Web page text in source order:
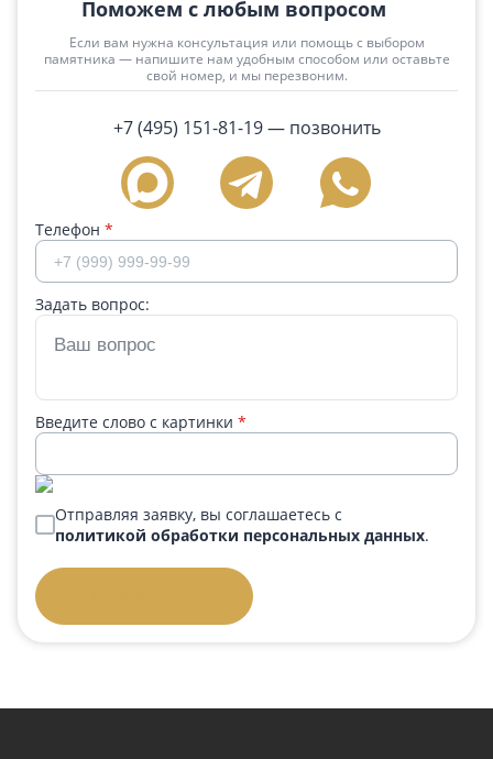
Поможем с любым вопросом
Если вам нужна консультация или помощь с выбором
памятника — напишите нам удобным способом или оставьте
свой номер, и мы перезвоним.
+7 (495) 151-81-19— позвонить
Телефон *
Задать вопрос:
Введите слово с картинки *
Отправляя заявку, вы соглашаетесь с
политикой обработки персональных данных.